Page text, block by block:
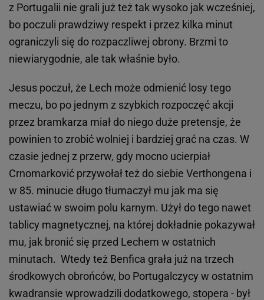
z Portugalii nie grali już też tak wysoko jak wcześniej,
bo poczuli prawdziwy respekt i przez kilka minut
ograniczyli się do rozpaczliwej obrony. Brzmi to
niewiarygodnie, ale tak właśnie było.
Jesus poczuł, że Lech może odmienić losy tego
meczu, bo po jednym z szybkich rozpoczęć akcji
przez bramkarza miał do niego duże pretensje, że
powinien to zrobić wolniej i bardziej grać na czas. W
czasie jednej z przerw, gdy mocno ucierpiał
Crnomarković przywołał też do siebie Verthongena i
w 85. minucie długo tłumaczył mu jak ma się
ustawiać w swoim polu karnym. Użył do tego nawet
tablicy magnetycznej, na której dokładnie pokazywał
mu, jak bronić się przed Lechem w ostatnich
minutach. Wtedy też Benfica grała już na trzech
środkowych obrońców, bo Portugalczycy w ostatnim
kwadransie wprowadzili dodatkowego, stopera - był